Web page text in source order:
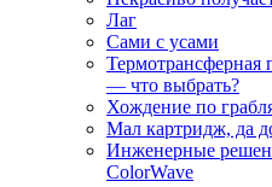
Лаг
Сами с усами
Термотрансферная
— что выбрать?
Хождение по
Мал картридж, да
Инженерные
ColorWave